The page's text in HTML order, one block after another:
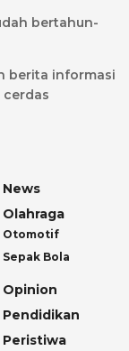
bertahun-
berita informasi
News
Olahraga
Otomotif
Sepak Bola
Opinion
Pendidikan
Peristiwa